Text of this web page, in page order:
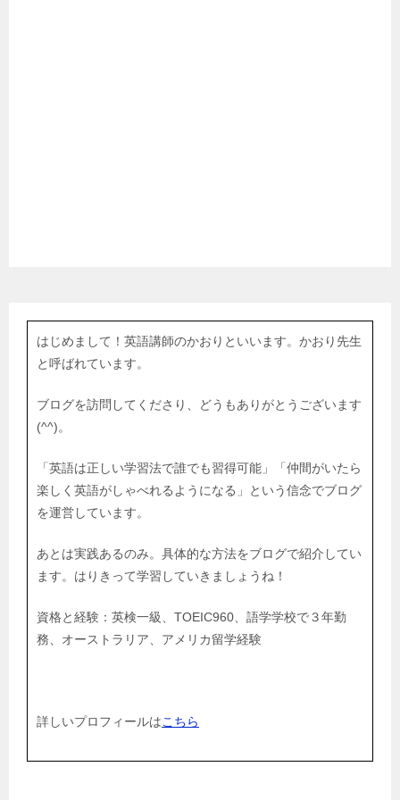
はじめまして！英語講師のかおりといいます。かおり先生
と呼ばれています。
ブログを訪問してくださり、どうもありがとうございます
(^^)。
「英語は正しい学習法で誰でも習得可能」「仲間がいたら
楽しく英語がしゃべれるようになる」という信念でブログ
を運営しています。
あとは実践あるのみ。具体的な方法をブログで紹介してい
ます。はりきって学習していきましょうね！
資格と経験：英検一級、TOEIC960、語学学校で３年勤
務、オーストラリア、アメリカ留学経験
詳しいプロフィールはこちら